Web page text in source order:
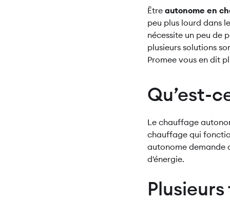
Être autonome en
peu plus lourd dans
nécessite un peu de
plusieurs solutions
Promee vous en dit
Qu’est-
Le chauffage
chauffage qui
autonome demande
d'énergie.